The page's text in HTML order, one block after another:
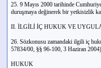
25. 9 Mayıs 2000 tarihinde
duruşmaya değinerek bir yetkisizlik
II. İLGİLİ İÇ HUKUK VE
26. Sözkonusu zamandaki ilgili iç
57834/00, §§ 96-100, 3 Haziran
HUKUK